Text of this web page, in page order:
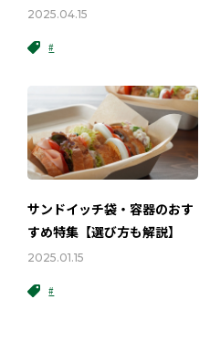
2025.04.15
#
サンドイッチ袋・容器のおす
すめ特集【選び方も解説】
2025.01.15
#